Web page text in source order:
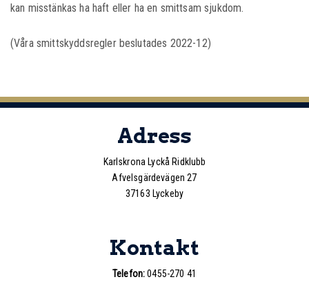
kan misstänkas ha haft eller ha en smittsam sjukdom.
(Våra smittskyddsregler beslutades 2022-12)
Adress
Karlskrona Lyckå Ridklubb
Afvelsgärdevägen 27
37163 Lyckeby
Kontakt
Telefon:0455-270 41